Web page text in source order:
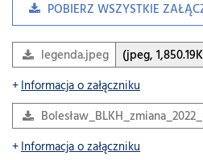
POBIERZ WSZYSTKIE
legenda.jpeg
(jpeg,
Informacja o załączniku
Informacja o załączniku